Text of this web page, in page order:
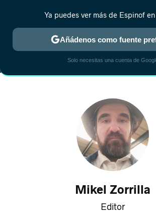
MENÚ
ESTRENOS REALITY ANIME
Mikel Zorrilla
Editor
Ya puedes ver más de Espinof
Añádenos como fuente
Solo necesitas una cuenta de